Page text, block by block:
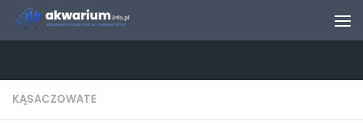
Skip to content
KĄSACZOWATE